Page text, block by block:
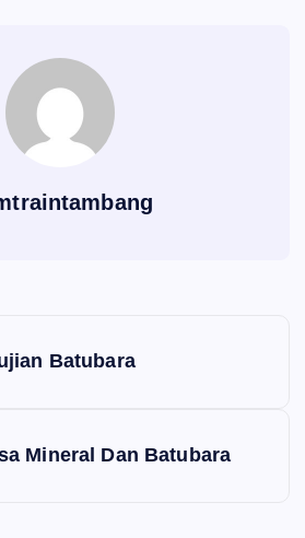
Batubara
Mineral Dan Batubara